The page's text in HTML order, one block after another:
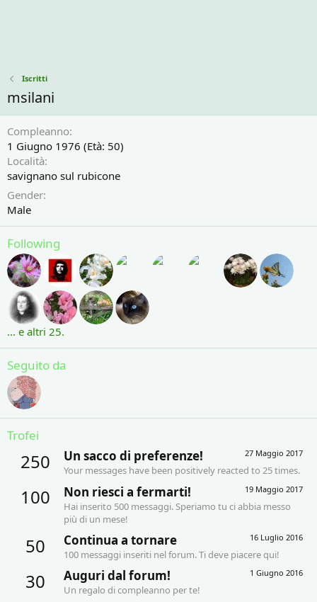
Iscritti
msilani
Compleanno
1 Giugno 1976 (Età: 50)
Località
savignano sul rubicone
Gender
Male
Following
... e altri 25.
Seguito da
Trofei
250 27 Maggio 2017
Un sacco di preferenze!
Your messages have been positively reacted to 25 times.
100 19 Maggio 2017
Non riesci a fermarti!
Hai inserito 500 messaggi. Speriamo tu ci abbia messo
più di un mese!
50 16 Luglio 2016
Continua a tornare
100 messaggi inseriti nel forum. Ti deve piacere qui!
30 1 Giugno 2016
Auguri dal forum!
Un regalo di compleanno per te!